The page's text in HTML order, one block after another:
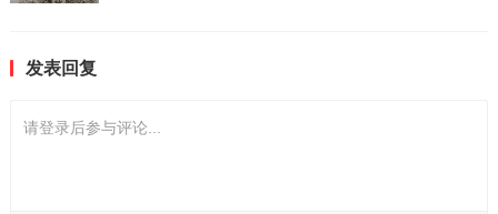
发表回复
请登录后参与评论...